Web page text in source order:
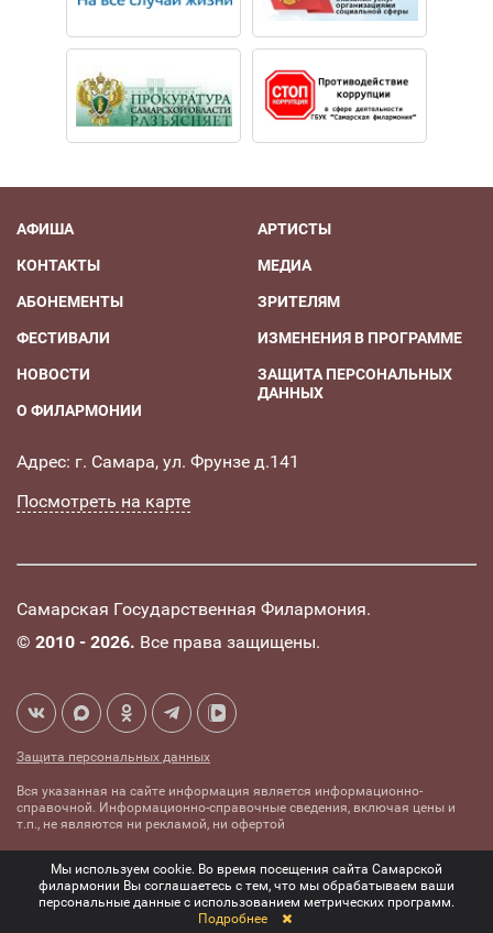
АФИША
КОНТАКТЫ
АБОНЕМЕНТЫ
ФЕСТИВАЛИ
НОВОСТИ
О ФИЛАРМОНИИ
АРТИСТЫ
МЕДИА
ЗРИТЕЛЯМ
ИЗМЕНЕНИЯ В ПРОГРАММЕ
ЗАЩИТА ПЕРСОНАЛЬНЫХ
ДАННЫХ
Адрес: г. Самара, ул. Фрунзе д.141
Посмотреть на карте
Самарская Государственная Филармония.
© 2010 - 2026. Все права защищены.
Защита персональных данных
Вся указанная на сайте информация является информационно-
справочной. Информационно-справочные сведения, включая цены и
т.п., не являются ни рекламой, ни офертой
Создание сайта -
mediaidea
Комплексное
продвижение сайтов
Мы используем cookie. Во время посещения сайта Самарской
филармонии Вы соглашаетесь с тем, что мы обрабатываем ваши
персональные данные с использованием метрических программ.
Подробнее